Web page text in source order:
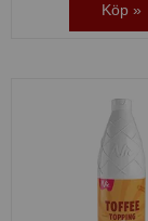
Köp »